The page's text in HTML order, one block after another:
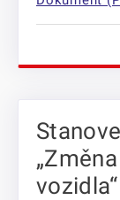
vozidla“